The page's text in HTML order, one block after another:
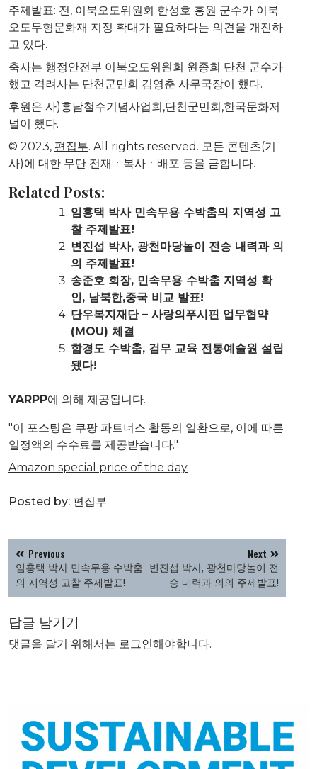
주제발표: 전, 이북오도위원회 한성호 홍원 군수가 이북
오도무형문화재 지정 확대가 필요하다는 의견을 개진하
고 있다.
축사는 행정안전부 이북오도위원회 원종희 단천 군수가
했고 격려사는 단천군민회 김영춘 사무국장이 했다.
후원은 사)흥남철수기념사업회,단천군민회,한국문화저
널이 했다.
© 2023, 편집부. All rights reserved. 모든 콘텐츠(기
사)에 대한 무단 전재ㆍ복사ㆍ배포 등을 금합니다.
Related Posts:
임홍택 박사 민속무용 수박춤의 지역성 고
찰 주제발표!
변진섭 박사, 광천마당놀이 전승 내력과 의
의 주제발표!
송준호 회장, 민속무용 수박춤 지역성 확
인, 남북한,중국 비교 발표!
단우복지재단 – 사랑의푸시핀 업무협약
(MOU) 체결
함경도 수박춤, 검무 교육 전통예술원 설립
됐다!
YARPP에 의해 제공됩니다.
"이 포스팅은 쿠팡 파트너스 활동의 일환으로, 이에 따른
일정액의 수수료를 제공받습니다."
Amazon special price of the day
Posted by: 편집부
글
탐
색
Previous
임홍택 박사 민속무용 수박춤
의 지역성 고찰 주제발표!
Next
변진섭 박사, 광천마당놀이 전
승 내력과 의의 주제발표!
답글 남기기
댓글을 달기 위해서는 로그인해야합니다.